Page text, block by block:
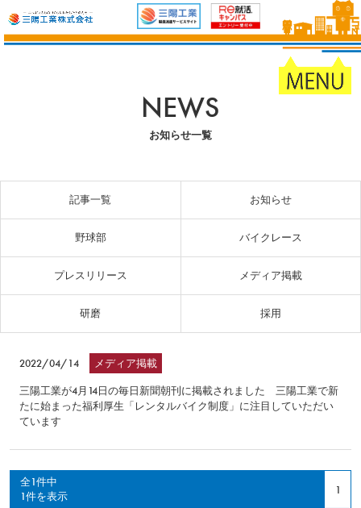
NEWS
お知らせ一覧
記事一覧 お知らせ
野球部 バイクレース
プレスリリース メディア掲載
研磨 採用
三陽工業が4月14日の毎日新聞朝刊に掲載されました 三陽工業で新
たに始まった福利厚生「レンタルバイク制度」に注目していただい
ています
2022/04/14 メディア掲載
全1件中
1件を表示
1